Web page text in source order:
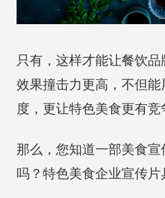
只有，这样才能让餐饮
效果撞击力更高，不但
度，更让特色美食更有竞
那么，您知道一部美食
吗？特色美食企业宣传片